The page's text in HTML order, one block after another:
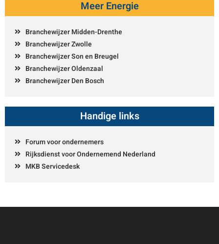
Meer Energie
Branchewijzer Midden-Drenthe
Branchewijzer Zwolle
Branchewijzer Son en Breugel
Branchewijzer Oldenzaal
Branchewijzer Den Bosch
Handige links
Forum voor ondernemers
Rijksdienst voor Ondernemend Nederland
MKB Servicedesk